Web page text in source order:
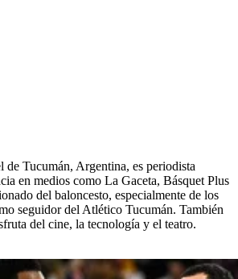
de Tucumán, Argentina, es periodista
en medios como La Gaceta, Básquet Plus
del baloncesto, especialmente de los
seguidor del Atlético Tucumán. También
del cine, la tecnología y el teatro.